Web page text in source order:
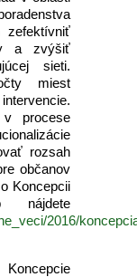
zefektívniť
a zvýšiť
sieti.
miest
procese
rozsah
občanov
Koncepcii
nájdete
2016/